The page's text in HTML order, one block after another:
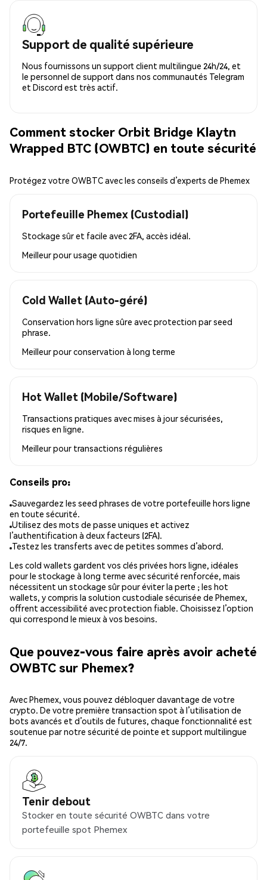
Support de qualité supérieure
Nous fournissons un support client multilingue 24h/24, et
le personnel de support dans nos communautés Telegram
et Discord est très actif.
Comment stocker Orbit Bridge Klaytn
Wrapped BTC (OWBTC) en toute sécurité
Protégez votre OWBTC avec les conseils d’experts de Phemex
Portefeuille Phemex (Custodial)
Stockage sûr et facile avec 2FA, accès idéal.
Meilleur pourusage quotidien
Cold Wallet (Auto-géré)
Conservation hors ligne sûre avec protection par seed
phrase.
Meilleur pourconservation à long terme
Hot Wallet (Mobile/Software)
Transactions pratiques avec mises à jour sécurisées,
risques en ligne.
Meilleur pour transactions régulières
Conseils pro:
Sauvegardez les seed phrases de votre portefeuille hors ligne
en toute sécurité.
Utilisez des mots de passe uniques et activez
l’authentification à deux facteurs (2FA).
Testez les transferts avec de petites sommes d’abord.
Les cold wallets gardent vos clés privées hors ligne, idéales
pour le stockage à long terme avec sécurité renforcée, mais
nécessitent un stockage sûr pour éviter la perte ; les hot
wallets, y compris la solution custodiale sécurisée de Phemex,
offrent accessibilité avec protection fiable. Choisissez l’option
qui correspond le mieux à vos besoins.
Que pouvez-vous faire après avoir acheté
OWBTC sur Phemex?
Avec Phemex, vous pouvez débloquer davantage de votre
crypto. De votre première transaction spot à l’utilisation de
bots avancés et d’outils de futures, chaque fonctionnalité est
soutenue par notre sécurité de pointe et support multilingue
24/7.
Tenir debout
Stocker en toute sécurité OWBTC dans votre
portefeuille spot Phemex